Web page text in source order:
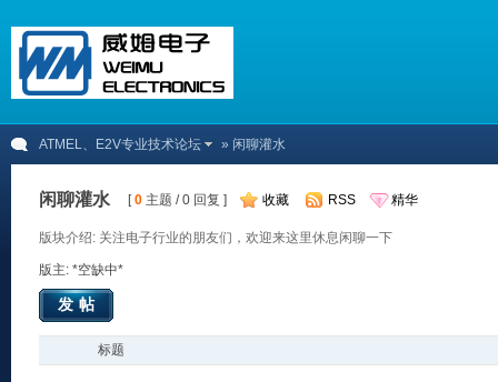
ATMEL、E2V专业技术论坛 » 闲聊灌水
闲聊灌水 [0 主题 / 0 回复 ] 收藏 RSS 精华
版块介绍: 关注电子行业的朋友们，欢迎来这里休息闲聊一下
版主: *空缺中*
发帖
标题